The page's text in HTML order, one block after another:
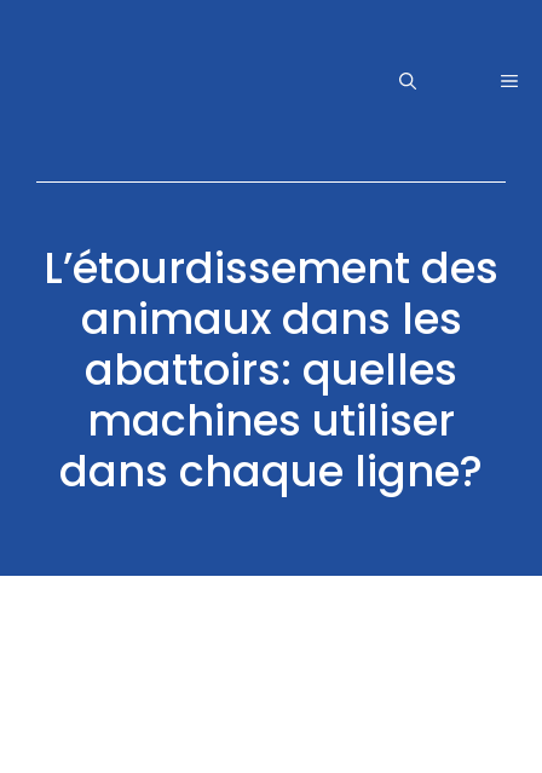
L’étourdissement des
animaux dans les
abattoirs: quelles
machines utiliser
dans chaque ligne?